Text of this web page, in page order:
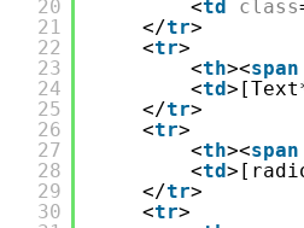
20
21
22
23
24
25
26
27
28
29
30
<td class
</tr>
<tr>
<th><span
<td
</tr>
<tr>
<th><span
<td
</tr>
<tr>